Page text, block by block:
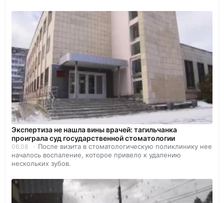
Экспертиза не нашла вины врачей: тагильчанка
проиграла суд государственной стоматологии
06.08
После визита в стоматологическую поликлинику нее
началось воспаление, которое привело к удалению
нескольких зубов.